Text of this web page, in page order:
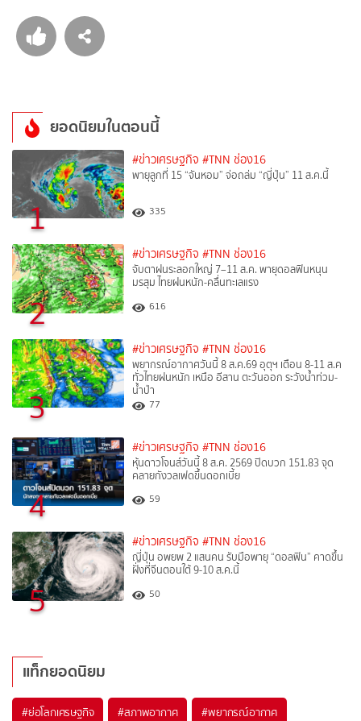
ยอดนิยมในตอนนี้
1
#ข่าวเศรษฐกิจ #TNN ช่อง16
พายุลูกที่ 15 “จันหอม” จ่อถล่ม “ญี่ปุ่น” 11 ส.ค.นี้
335
2
#ข่าวเศรษฐกิจ #TNN ช่อง16
จับตาฝนระลอกใหญ่ 7–11 ส.ค. พายุดอลฟินหนุน
มรสุม ไทยฝนหนัก-คลื่นทะเลแรง
616
3
#ข่าวเศรษฐกิจ #TNN ช่อง16
พยากรณ์อากาศวันนี้ 8 ส.ค.69 อุตุฯ เตือน 8-11 ส.ค
ทั่วไทยฝนหนัก เหนือ อีสาน ตะวันออก ระวังน้ำท่วม-
น้ำป่า
77
4
#ข่าวเศรษฐกิจ #TNN ช่อง16
หุ้นดาวโจนส์วันนี้ 8 ส.ค. 2569 ปิดบวก 151.83 จุด
คลายกังวลเฟดขึ้นดอกเบี้ย
59
5
#ข่าวเศรษฐกิจ #TNN ช่อง16
ญี่ปุ่น อพยพ 2 แสนคน รับมือพายุ “ดอลฟิน” คาดขึ้น
ฝั่งที่จีนตอนใต้ 9-10 ส.ค.นี้
50
แท็กยอดนิยม
#ย่อโลกเศรษฐกิจ #สภาพอากาศ #พยากรณ์อากาศ